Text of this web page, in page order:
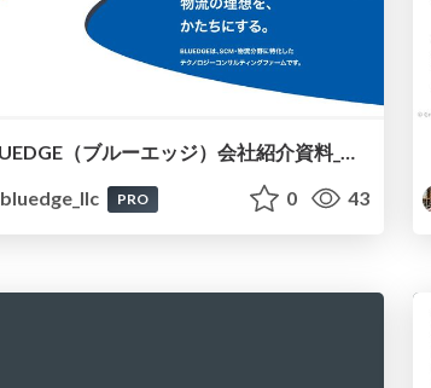
BLUEDGE（ブルーエッジ）会社紹介資料_202608
bluedge_llc
PRO 0 43